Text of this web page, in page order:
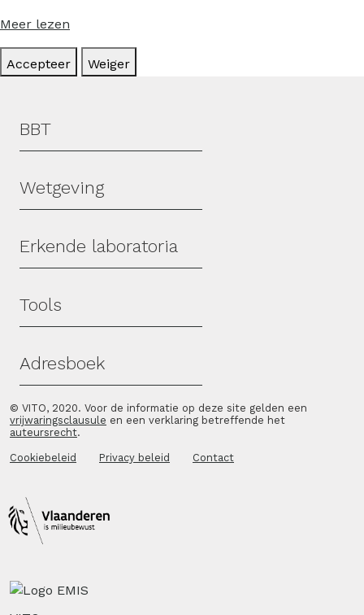
Meer lezen
Accepteer Weiger
Hoofdmenu
BBT
Wetgeving
Erkende laboratoria
Tools
Adresboek
© VITO, 2020. Voor de informatie op deze site gelden een
vrijwaringsclausule en een verklaring betreffende het
auteursrecht.
Cookiebeleid Privacy beleid Contact